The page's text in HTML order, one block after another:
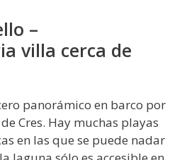
–
villa cerca de
panorámico en barco por
Cres. Hay muchas playas
en las que se puede nadar